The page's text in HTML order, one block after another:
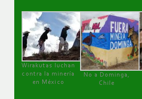
Wirakutas luchan
contra la minería
en México
No a Dominga,
Chile